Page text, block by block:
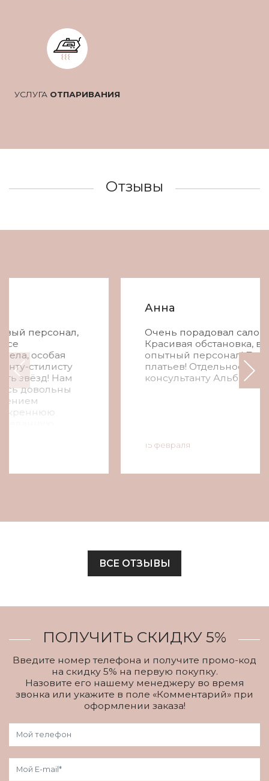
УСЛУГА ОТПАРИВАНИЯ
Отзывы
Очень порадовал салон Николь!
Красивая обстановка, вежливый и
опытный персонал! Большой выбор
платьев! Отдельное спасибо
консультанту Альбине! Очень помогла!
ВСЕ ОТЗЫВЫ
ПОЛУЧИТЬ СКИДКУ 5%
Введите номер телефона и получите промо-код
на скидку 5% на первую покупку.
Назовите его нашему менеджеру во время
звонка или укажите в поле «Комментарий» при
оформлении заказа!